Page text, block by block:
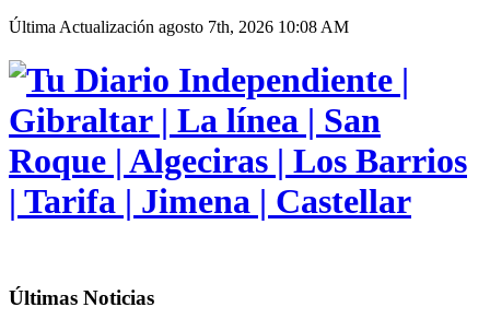
Última Actualización agosto 7th, 2026 10:08 AM
Últimas Noticias